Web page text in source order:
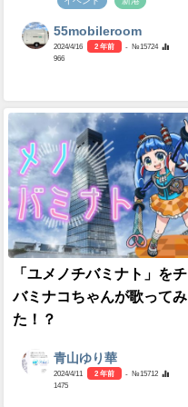
55mobileroom
2024/4/16 2 年前
- №15724
966
「ユメノチバミナト」をチ
バミナコちゃんが歌ってみ
た！？
青山ゆり華
2024/4/11 2 年前
- №15712
1475